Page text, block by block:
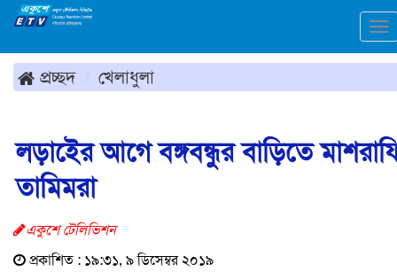
প্রচ্ছদ খেলাধুলা
লড়াইের আগে বঙ্গবন্ধুর বাড়িতে
তামিমরা
একুশে টেলিভিশন
প্রকাশিত : ১৯:৩১, ৯ ডিসেম্বর ২০১৯